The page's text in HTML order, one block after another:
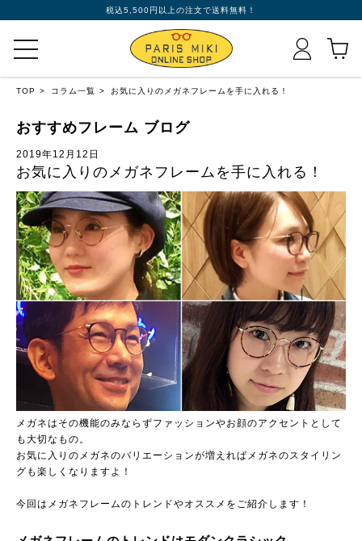
税込5,500円以上の注文で送料無料！
TOP コラム一覧 お気に入りのメガネフレームを手に入れる！
おすすめフレーム ブログ
2019年12月12日
お気に入りのメガネフレームを手に入れる！
メガネはその機能のみならずファッションやお顔のアクセントとして
も大切なもの。
お気に入りのメガネのバリエーションが増えればメガネのスタイリン
グも楽しくなりますよ！
今回はメガネフレームのトレンドやオススメをご紹介します！